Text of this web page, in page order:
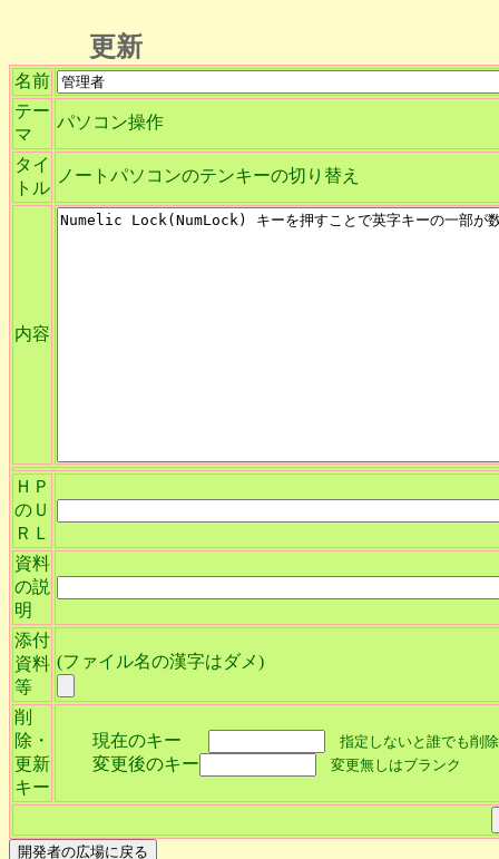
更新
名前
テー
マ
パソコン操作
タイ
トル
ノートパソコンのテンキーの切り替え
内容
ＨＰ
のＵ
ＲＬ
資料
の説
明
添付
資料
等
(ファイル名の漢字はダメ)
削
除・
更新
キー
現在のキー 指定しないと誰でも削
変更後のキー 変更無しはブランク